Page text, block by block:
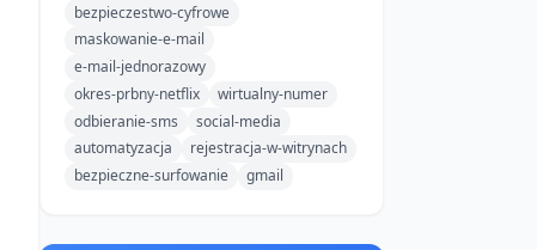
bezpieczestwo-cyfrowe
maskowanie-e-mail
e-mail-jednorazowy
okres-prbny-netflix
wirtualny-numer
odbieranie-sms
social-media
automatyzacja
rejestracja-w-witrynach
bezpieczne-surfowanie
gmail